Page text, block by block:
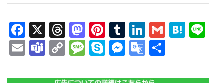
Facebook
X Threads
Mastodon
Pinterest
Tumblr
LinkedIn
Gmail
EmailTeams
CopyMessage
SkypeMessenger
Google